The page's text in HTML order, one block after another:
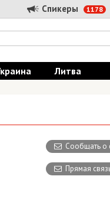
Спикеры 1178
Литва
Сообщать о
Прямая